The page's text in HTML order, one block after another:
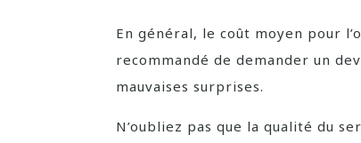
En général, le coût moyen pour
recommandé de demander un
mauvaises surprises.
N’oubliez pas que la qualité du